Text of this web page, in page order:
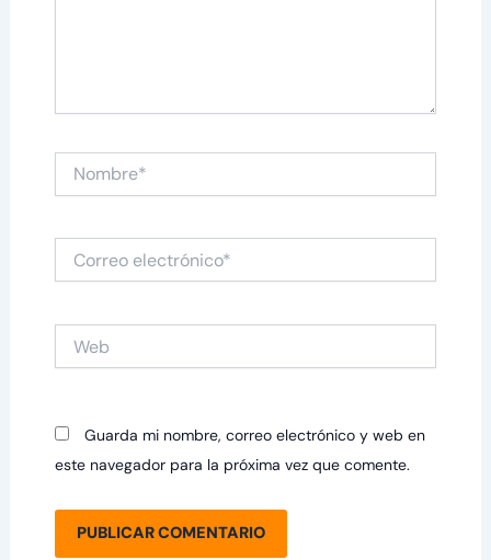
electrónico*
Guarda mi nombre, correo electrónico y web en
este navegador para la próxima vez que comente.